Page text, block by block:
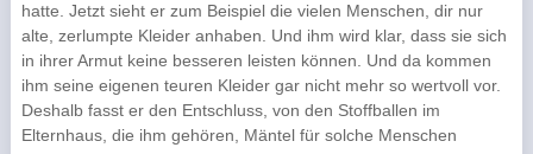
hatte. Jetzt sieht er zum Beispiel die vielen Menschen, dir nur
alte, zerlumpte Kleider anhaben. Und ihm wird klar, dass sie sich
in ihrer Armut keine besseren leisten können. Und da kommen
ihm seine eigenen teuren Kleider gar nicht mehr so wertvoll vor.
Deshalb fasst er den Entschluss, von den Stoffballen im
Elternhaus, die ihm gehören, Mäntel für solche Menschen